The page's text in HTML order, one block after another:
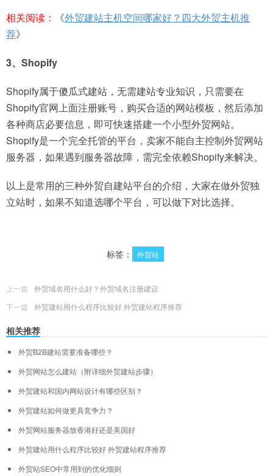
相关阅读： 《外贸建站主机空间哪家好？四大外贸主机推
荐》
3、Shopify
Shopify属于傻瓜式建站，无需建站专业知识，只需要在
Shopify官网上面注册账号，购买合适的网站模板，然后添加
各种商店必要信息，即可快速搭建一个小型外贸网站。
Shopify是一个完全托管的平台，卖家不能自主控制外贸网站
服务器，如果遇到服务器故障，需完全依赖Shopify来解决。
以上是常用的三种外贸自建站平台的介绍，大家在做外贸独
立站时，如果不知道选哪个平台，可以做下对比选择。
标签： 外贸站
上一篇
外贸域名用什么好？外贸域名注册建议
下一篇
外贸建站用什么程序比较好 外贸建站程序推荐
相关推荐
外贸B2B建站需要准备哪些？
外贸网站怎么建站（附详细外贸建站步骤）
外贸建站和国内网站设计有哪些区别？
外贸建站如何做更具竞争力？
外贸网站服务器放香港好还是美国好
外贸建站用什么程序比较好 外贸建站程序推荐
外贸站SEO中常用到的优化细则